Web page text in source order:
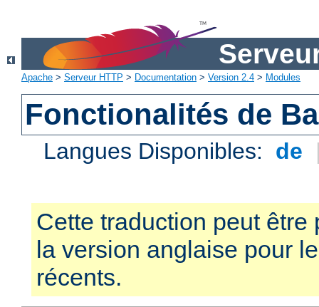
Apache > Serveur HTTP > Documentation > Version 2.4 > Modules
Fonctionalités de
Langues Disponibles: de
Cette traduction peut être
la version anglaise pour
récents.